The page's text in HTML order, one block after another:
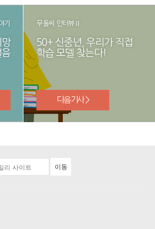
기 무돌씨 인터뷰Ⅱ
50+ 신중년, 우리가 직접
학습 모델 찾는다!
다음기사 >